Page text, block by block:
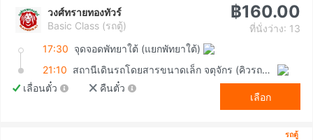
วงศ์ทรายทองทัวร์
Basic Class (รถตู้)
฿160.00
ที่นั่งว่าง: 13
17:30 จุดจอดพัทยาใต้ (แยกพัทยาใต้)
21:10
สถานีเดินรถโดยสารขนาดเล็ก จตุจักร (คิวรถตู้หมอชิต 2)
เลื่อนตั๋ว
คืนตั๋ว
เลือก
รถตู้